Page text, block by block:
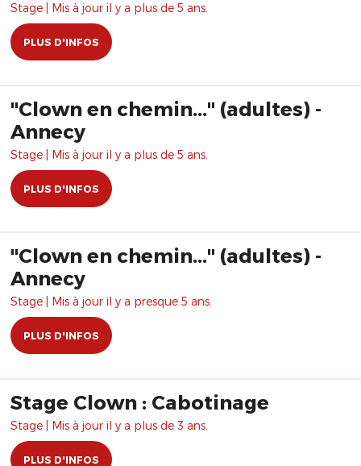
Stage | Mis à jour il y a plus de 5 ans.
PLUS D'INFOS
"Clown en chemin..." (adultes) -
Annecy
Stage | Mis à jour il y a plus de 5 ans.
PLUS D'INFOS
"Clown en chemin..." (adultes) -
Annecy
Stage | Mis à jour il y a presque 5 ans.
PLUS D'INFOS
Stage Clown : Cabotinage
Stage | Mis à jour il y a plus de 3 ans.
PLUS D'INFOS